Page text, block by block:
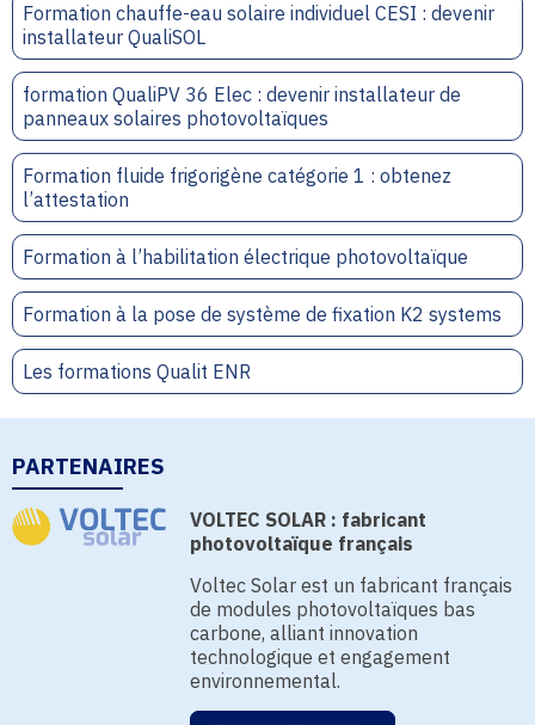
Formation chauffe-eau solaire individuel CESI : devenir
installateur QualiSOL
formation QualiPV 36 Elec : devenir installateur de
panneaux solaires photovoltaïques
Formation fluide frigorigène catégorie 1 : obtenez
l’attestation
Formation à l’habilitation électrique photovoltaïque
Formation à la pose de système de fixation K2 systems
Les formations Qualit ENR
PARTENAIRES
VOLTEC SOLAR : fabricant
photovoltaïque français
Voltec Solar est un fabricant français
de modules photovoltaïques bas
carbone, alliant innovation
technologique et engagement
environnemental.